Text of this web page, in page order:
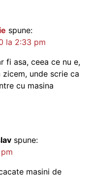
spune:
la 2:33 pm
fi asa, ceea ce nu e,
unde scrie ca
cu masina
spune:
masini de